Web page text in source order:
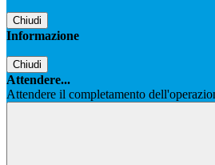
Chiudi
Informazione
Chiudi
Attendere...
Attendere il completamento